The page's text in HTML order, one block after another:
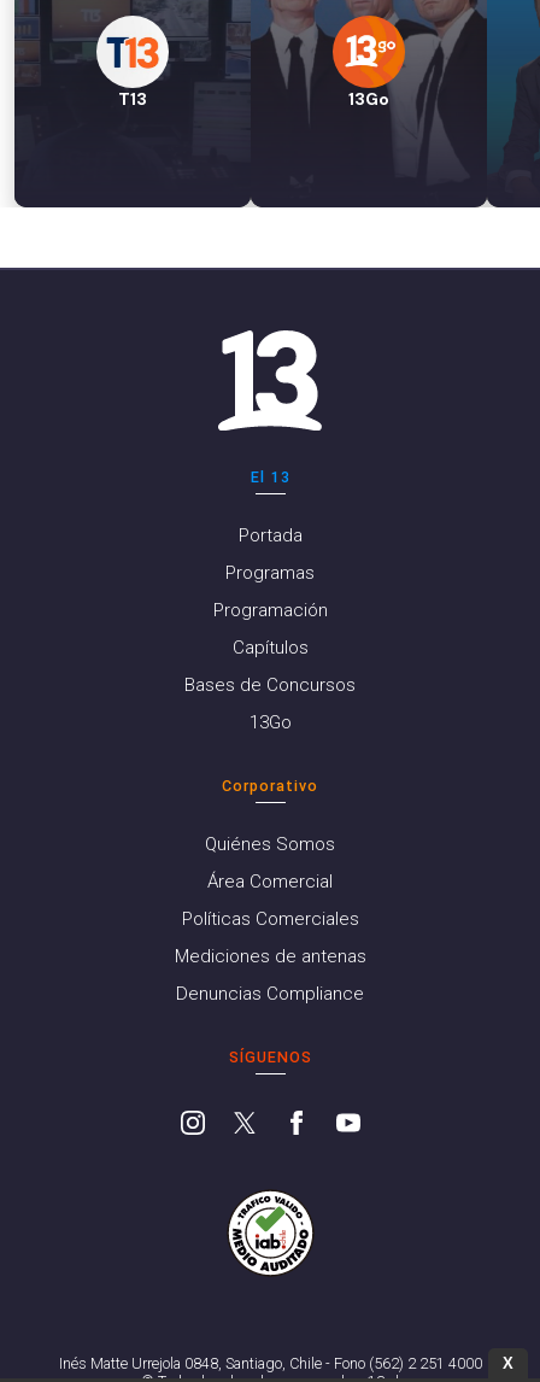
T13 13Go
El 13
Portada
Programas
Programación
Capítulos
Bases de Concursos
13Go
Corporativo
Quiénes Somos
Área Comercial
Políticas Comerciales
Mediciones de antenas
Denuncias Compliance
SÍGUENOS
Inés Matte Urrejola 0848, Santiago, Chile - Fono (562) 2 251 4000
X